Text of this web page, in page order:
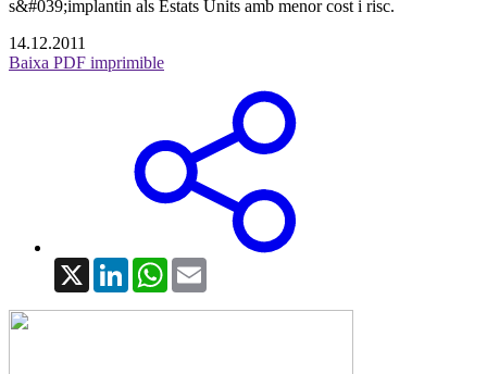
s&#039;implantin als Estats Units amb menor cost i risc.
14.12.2011
Baixa PDF imprimible
X LinkedInWhatsApp